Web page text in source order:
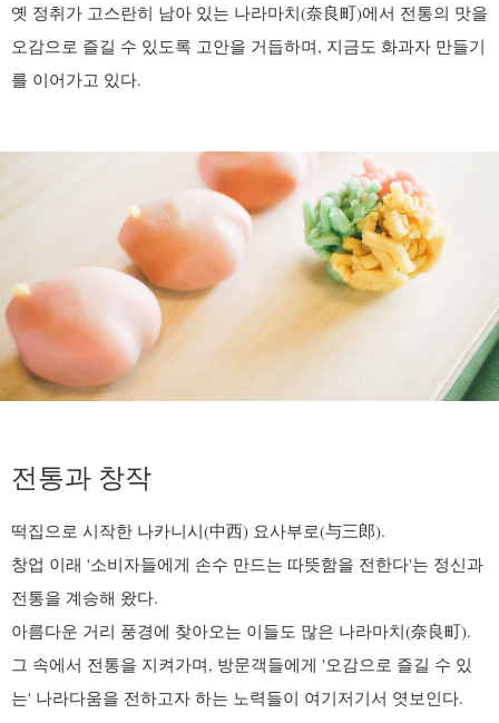
옛 정취가 고스란히 남아 있는 나라마치(奈良町)에서 전통의 맛을
오감으로 즐길 수 있도록 고안을 거듭하며, 지금도 화과자 만들기
를 이어가고 있다.
전통과 창작
떡집으로 시작한 나카니시(中西) 요사부로(与三郎).
창업 이래 '소비자들에게 손수 만드는 따뜻함을 전한다'는 정신과
전통을 계승해 왔다.
아름다운 거리 풍경에 찾아오는 이들도 많은 나라마치(奈良町).
그 속에서 전통을 지켜가며, 방문객들에게 '오감으로 즐길 수 있
는' 나라다움을 전하고자 하는 노력들이 여기저기서 엿보인다.